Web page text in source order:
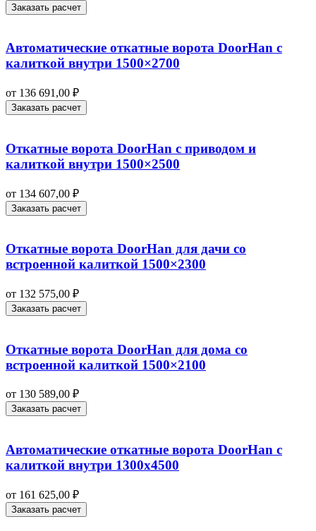
Заказать расчет
Автоматические откатные ворота DoorHan с
калиткой внутри 1500×2700
от 136 691,00 ₽
Заказать расчет
Откатные ворота DoorHan с приводом и
калиткой внутри 1500×2500
от 134 607,00 ₽
Заказать расчет
Откатные ворота DoorHan для дачи со
встроенной калиткой 1500×2300
от 132 575,00 ₽
Заказать расчет
Откатные ворота DoorHan для дома со
встроенной калиткой 1500×2100
от 130 589,00 ₽
Заказать расчет
Автоматические откатные ворота DoorHan с
калиткой внутри 1300х4500
от 161 625,00 ₽
Заказать расчет